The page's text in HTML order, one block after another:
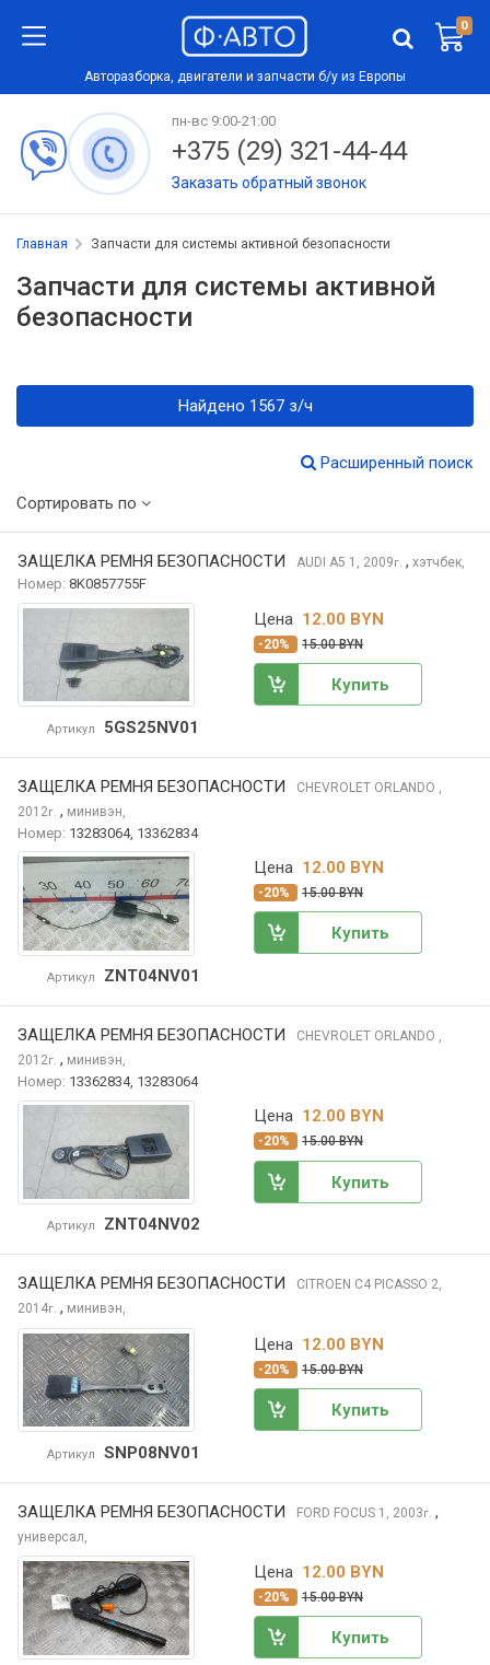
0
Авторазборка, двигатели и запчасти б/у из Европы
пн-вс 9:00-21:00
+375 (29) 321-44-44
Заказать обратный звонок
Главная Запчасти для системы активной безопасности
Запчасти для системы активной
безопасности
Найдено 1567 з/ч
Расширенный поиск
Сортировать по
ЗАЩЕЛКА РЕМНЯ БЕЗОПАСНОСТИ AUDI A5 1, 2009г. , хэтчбек,
Номер: 8K0857755F
Артикул 5GS25NV01
Цена 12.00 BYN
-20% 15.00 BYN
Купить
ЗАЩЕЛКА РЕМНЯ БЕЗОПАСНОСТИ CHEVROLET ORLANDO
2012г. , минивэн,
Номер: 13283064, 13362834
Артикул ZNT04NV01
Цена 12.00 BYN
-20% 15.00 BYN
Купить
ЗАЩЕЛКА РЕМНЯ БЕЗОПАСНОСТИ CHEVROLET ORLANDO ,
2012г. , минивэн,
Номер: 13362834, 13283064
Артикул ZNT04NV02
Цена 12.00 BYN
-20% 15.00 BYN
Купить
ЗАЩЕЛКА РЕМНЯ БЕЗОПАСНОСТИ CITROEN C4 PICASSO 2,
2014г. , минивэн,
Артикул SNP08NV01
Цена 12.00 BYN
-20% 15.00 BYN
Купить
ЗАЩЕЛКА РЕМНЯ БЕЗОПАСНОСТИ FORD FOCUS 1, 2003г. ,
универсал,
Цена 12.00 BYN
-20% 15.00 BYN
Купить